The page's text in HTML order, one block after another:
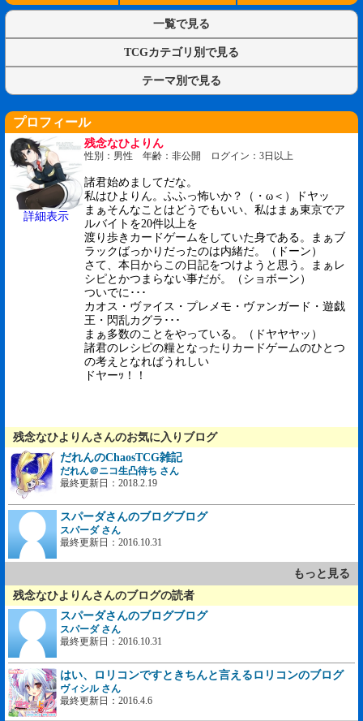
一覧で見る
TCGカテゴリ別で見る
テーマ別で見る
プロフィール
詳細表示
残念なひよりん
性別：男性 年齢：非公開 ログイン：3日以上
諸君始めましてだな。
私はひよりん。ふふっ怖いか？（・ω＜）ドヤッ
まぁそんなことはどうでもいい、私はまぁ東京でア
ルバイトを20件以上を
渡り歩きカードゲームをしていた身である。まぁブ
ラックばっかりだったのは内緒だ。（ドーン）
さて、本日からこの日記をつけようと思う。まぁレ
シピとかつまらない事だが。（ショボーン）
ついでに･･･
カオス・ヴァイス・プレメモ・ヴァンガード・遊戯
王・閃乱カグラ･･･
まぁ多数のことをやっている。（ドヤヤヤッ）
諸君のレシピの糧となったりカードゲームのひとつ
の考えとなればうれしい
ドヤーｯ！！
残念なひよりんさんのお気に入りブログ
だれんのChaosTCG雑記
だれん＠ニコ生凸待ち さん
最終更新日：2018.2.19
スパーダさんのブログブログ
スパーダ さん
最終更新日：2016.10.31
もっと見る
残念なひよりんさんのブログの読者
スパーダさんのブログブログ
スパーダ さん
最終更新日：2016.10.31
はい、ロリコンですときちんと言えるロリコンのブログ
ヴィシル さん
最終更新日：2016.4.6